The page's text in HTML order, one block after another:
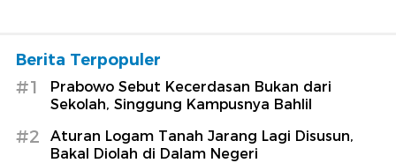
Berita Terpopuler
#1
Prabowo Sebut Kecerdasan Bukan dari
Sekolah, Singgung Kampusnya Bahlil
#2
Aturan Logam Tanah Jarang Lagi Disusun,
Bakal Diolah di Dalam Negeri